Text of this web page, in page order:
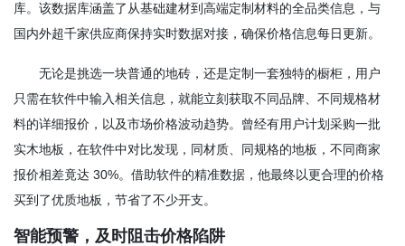
库。该数据库涵盖了从基础建材到高端定制材料的全品类信息，与
国内外超千家供应商保持实时数据对接，确保价格信息每日更新。
无论是挑选一块普通的地砖，还是定制一套独特的橱柜，用户
只需在软件中输入相关信息，就能立刻获取不同品牌、不同规格材
料的详细报价，以及市场价格波动趋势。曾经有用户计划采购一批
实木地板，在软件中对比发现，同材质、同规格的地板，不同商家
报价相差竟达 30%。借助软件的精准数据，他最终以更合理的价格
买到了优质地板，节省了不少开支。
智能预警，及时阻击价格陷阱